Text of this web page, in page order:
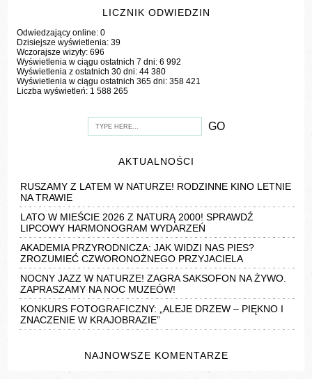
LICZNIK ODWIEDZIN
Odwiedzający online:0
Dzisiejsze wyświetlenia:39
Wczorajsze wizyty:696
Wyświetlenia w ciągu ostatnich 7 dni:6 992
Wyświetlenia z ostatnich 30 dni:44 380
Wyświetlenia w ciągu ostatnich 365 dni:358 421
Liczba wyświetleń: 1 588 265
AKTUALNOŚCI
RUSZAMY Z LATEM W NATURZE! RODZINNE KINO LETNIE
NA TRAWIE
LATO W MIEŚCIE 2026 Z NATURĄ 2000! SPRAWDŹ
LIPCOWY HARMONOGRAM WYDARZEŃ
AKADEMIA PRZYRODNICZA: JAK WIDZI NAS PIES?
ZROZUMIEĆ CZWORONOŻNEGO PRZYJACIELA
NOCNY JAZZ W NATURZE! ZAGRA SAKSOFON NA ŻYWO.
ZAPRASZAMY NA NOC MUZEÓW!
KONKURS FOTOGRAFICZNY: „ALEJE DRZEW – PIĘKNO I
ZNACZENIE W KRAJOBRAZIE”
NAJNOWSZE KOMENTARZE